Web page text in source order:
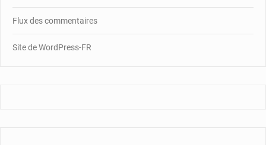
Flux des commentaires
Site de WordPress-FR